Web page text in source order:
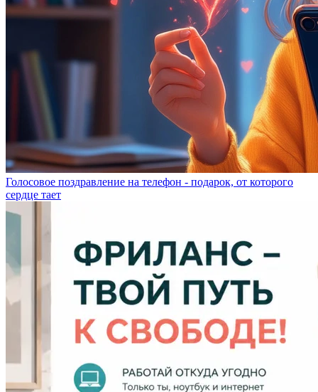
Голосовое поздравление на телефон - подарок, от которого
сердце тает